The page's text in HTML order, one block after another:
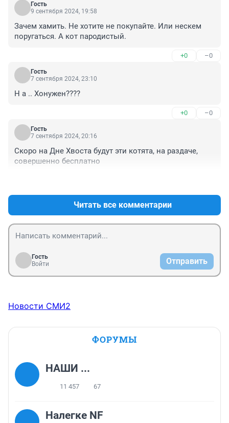
Гость
9 сентября 2024, 19:58
Зачем хамить. Не хотите не покупайте. Или нескем
поругаться. А кот пародистый.
+0 –0
Гость
7 сентября 2024, 23:10
Н а .. Хонужен????
+0 –0
Гость
7 сентября 2024, 20:16
Скоро на Дне Хвоста будут эти котята, на раздаче,
совершенно бесплатно
Читать все комментарии
Гость
Войти
Отправить
Новости СМИ2
ФОРУМЫ
НАШИ ...
11 457 67
Налегке NF